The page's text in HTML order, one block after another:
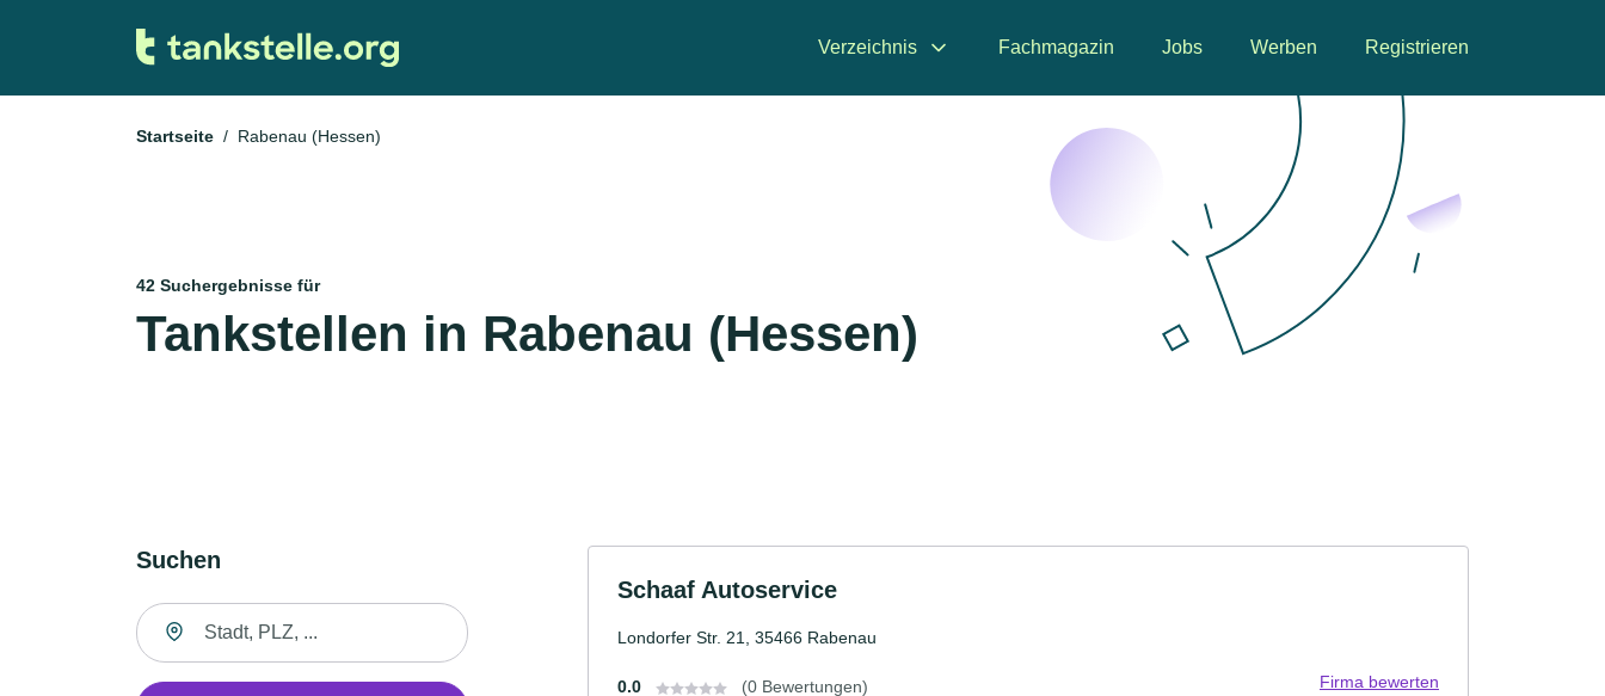
Verzeichnis Fachmagazin Jobs Werben Registrieren
Startseite Rabenau (Hessen)
42 Suchergebnisse für
Tankstellen in Rabenau (Hessen)
Suchen
Suche nach Ort
Schaaf Autoservice
Londorfer Str. 21, 35466 Rabenau
0.0 (0 Bewertungen) Firma bewerten